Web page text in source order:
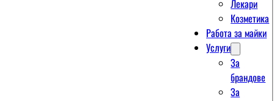
Лекари
Козметика
Работа за майки
Услуги
За
брандове
За